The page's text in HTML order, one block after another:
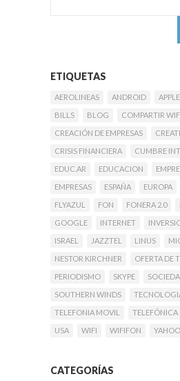
ETIQUETAS
AEROLINEAS ANDROID APPLE
BILLS
BLOG
COMPARTIR
CREACIÓN DE EMPRESAS
CRISIS FINANCIERA
CUMBRE
EDUC.AR
EDUCACION
EMPRESAS
ESPAÑA EUROPA
FLYAZUL
FON FONERA 2.0
GOOGLE
INTERNET
ISRAEL
JAZZTEL LINUS
NESTOR KIRCHNER
OFERTA DE
PERIODISMO
SKYPE
SOUTHERN WINDS
TELEFONIA MOVIL
TELEFÓNICA
USA
WIFI WIFIFON YAHOO
CATEGORÍAS